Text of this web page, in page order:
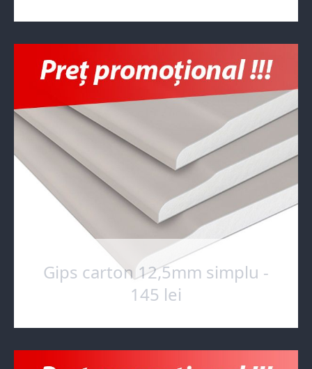
Gips carton 12,5mm simplu -
145 lei